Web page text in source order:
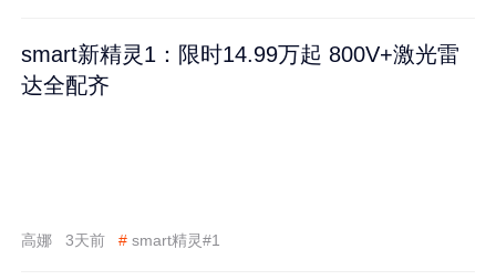
smart新精灵1：限时14.99万起 800V+激光雷
达全配齐
高娜 3天前 # smart精灵#1